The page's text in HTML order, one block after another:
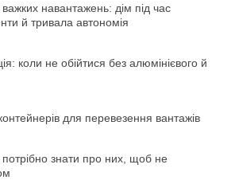
навантажень: дім під час
й тривала автономія
коли не обійтися без алюмінієвого й
для перевезення вантажів
потрібно знати про них, щоб не